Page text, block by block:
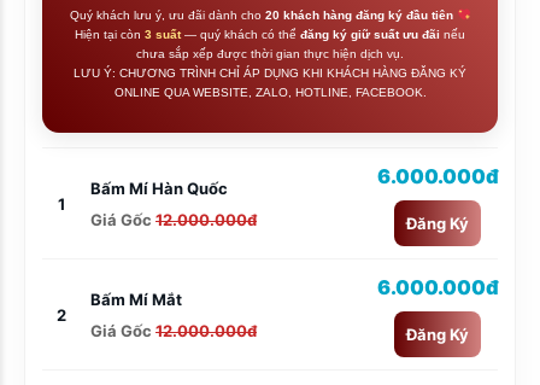
Quý khách lưu ý, ưu đãi dành cho 20 khách hàng đăng ký đầu tiên
Hiện tại còn 3 suất— quý khách có thể đăng ký giữ suất ưu đãi nếu
chưa sắp xếp được thời gian thực hiện dịch vụ.
LƯU Ý: CHƯƠNG TRÌNH CHỈ ÁP DỤNG KHI KHÁCH HÀNG ĐĂNG KÝ
ONLINE QUA WEBSITE, ZALO, HOTLINE, FACEBOOK.
1
Bấm Mí Hàn Quốc
Giá Gốc 12.000.000đ
6.000.000đ
Đăng Ký
2
Bấm Mí Mắt
Giá Gốc 12.000.000đ
6.000.000đ
Đăng Ký